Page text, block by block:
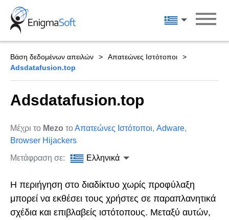
Skip
content
Ελληνικά
Βάση δεδομένων απειλών
Απατεώνες Ιστότοποι
Adsdatafusion.top
Adsdatafusion.top
Μέχρι το Mezo τοΑπατεώνες Ιστότοποι, Adware,
Browser Hijackers
Μετάφραση σε:
Ελληνικά
Η περιήγηση στο διαδίκτυο χωρίς προφύλαξη
μπορεί να εκθέσει τους χρήστες σε παραπλανητικά
σχέδια και επιβλαβείς ιστότοπους. Μεταξύ αυτών,